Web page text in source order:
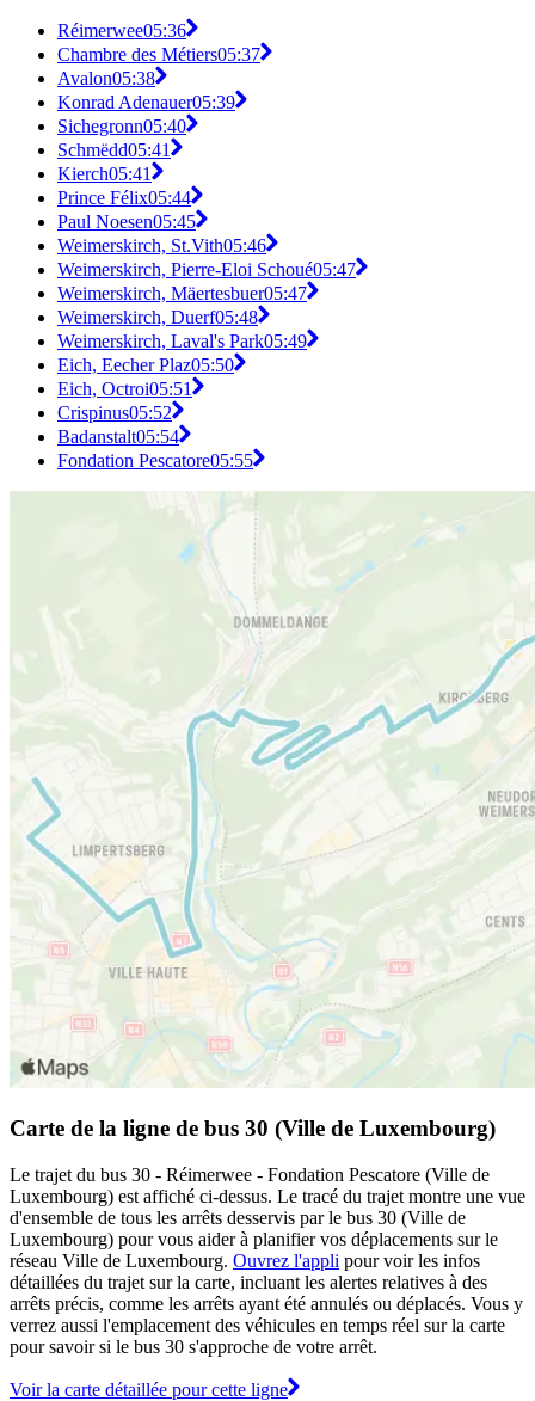
Réimerwee05:36
Chambre des Métiers05:37
Avalon05:38
Konrad Adenauer05:39
Sichegronn05:40
Schmëdd05:41
Kierch05:41
Prince Félix05:44
Paul Noesen05:45
Weimerskirch, St.Vith05:46
Weimerskirch, Pierre-Eloi Schoué05:47
Weimerskirch, Mäertesbuer05:47
Weimerskirch, Duerf05:48
Weimerskirch, Laval's Park05:49
Eich, Eecher Plaz05:50
Eich, Octroi05:51
Crispinus05:52
Badanstalt05:54
Fondation Pescatore05:55
Carte de la ligne de bus 30 (Ville de Luxembourg)
Le trajet du bus 30 - Réimerwee - Fondation Pescatore (Ville de
Luxembourg) est affiché ci-dessus. Le tracé du trajet montre une vue
d'ensemble de tous les arrêts desservis par le bus 30 (Ville de
Luxembourg) pour vous aider à planifier vos déplacements sur le
réseau Ville de Luxembourg. Ouvrez l'appli pour voir les infos
détaillées du trajet sur la carte, incluant les alertes relatives à des
arrêts précis, comme les arrêts ayant été annulés ou déplacés. Vous y
verrez aussi l'emplacement des véhicules en temps réel sur la carte
pour savoir si le bus 30 s'approche de votre arrêt.
Voir la carte détaillée pour cette ligne